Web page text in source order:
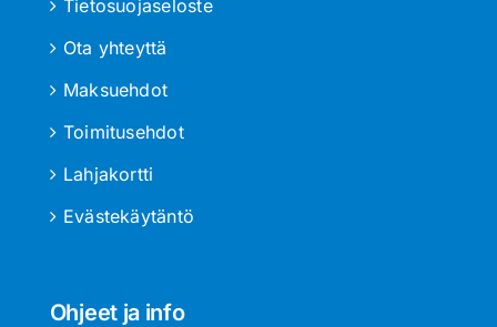
Tietosuojaseloste
Ota yhteyttä
Maksuehdot
Toimitusehdot
Lahjakortti
Evästekäytäntö
Ohjeet ja info